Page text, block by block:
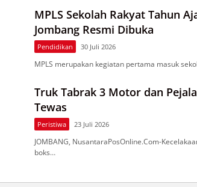
MPLS Sekolah Rakyat Tahun
Jombang Resmi Dibuka
Pendidikan 30 Juli 2026
MPLS merupakan kegiatan pertama masuk
Truk Tabrak 3 Motor dan
Tewas
Peristiwa 23 Juli 2026
JOMBANG, NusantaraPosOnline.Com-
boks…